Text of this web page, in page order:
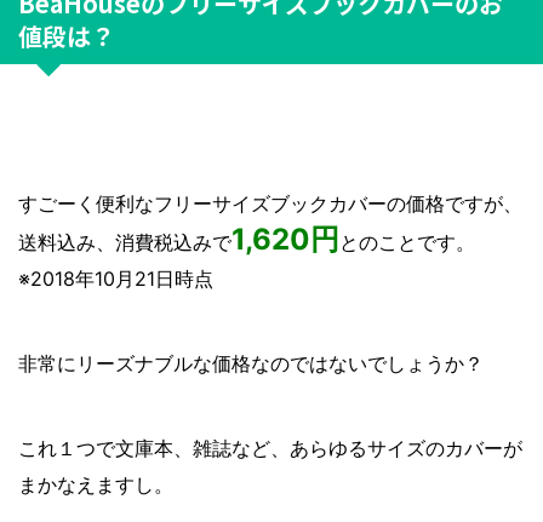
値段は？
すごーく便利なフリーサイズブックカバーの価格ですが、
送料込み、消費税込みで1,620円 とのことです。
※2018年10月21日時点
非常にリーズナブルな価格なのではないでしょうか？
これ１つで文庫本、雑誌など、あらゆるサイズのカバーが
まかなえますし。